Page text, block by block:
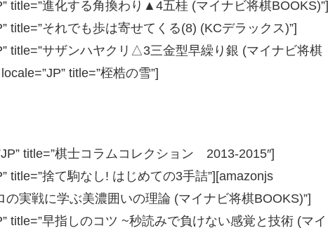
title=”進化する角換わり▲4五桂 (マイナビ将棋BOOKS)”]
title=”それでも歩は寄せてくる(8) (KCデラックス)”]
title=”サザンハヤクリ△3三金型早繰り銀 (マイナビ将棋
title=”桎梏の雪”]
title=”棋士コラムコレクション 2013-2015″]
title=”捨て駒なし! はじめての3手詰”][amazonjs
の実戦に学ぶ美濃囲いの理論 (マイナビ将棋BOOKS)”]
title=”早指しのコツ ~秒読みで負けない感覚と技術 (マイ